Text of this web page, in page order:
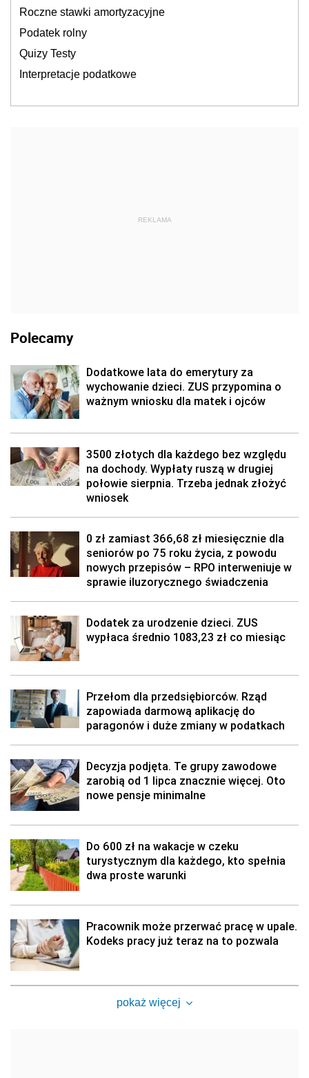
Roczne stawki amortyzacyjne
Podatek rolny
Quizy Testy
Interpretacje podatkowe
REKLAMA
Polecamy
Dodatkowe lata do emerytury za
wychowanie dzieci. ZUS przypomina o
ważnym wniosku dla matek i ojców
3500 złotych dla każdego bez względu
na dochody. Wypłaty ruszą w drugiej
połowie sierpnia. Trzeba jednak złożyć
wniosek
0 zł zamiast 366,68 zł miesięcznie dla
seniorów po 75 roku życia, z powodu
nowych przepisów – RPO interweniuje w
sprawie iluzorycznego świadczenia
Dodatek za urodzenie dzieci. ZUS
wypłaca średnio 1083,23 zł co miesiąc
Przełom dla przedsiębiorców. Rząd
zapowiada darmową aplikację do
paragonów i duże zmiany w podatkach
Decyzja podjęta. Te grupy zawodowe
zarobią od 1 lipca znacznie więcej. Oto
nowe pensje minimalne
Do 600 zł na wakacje w czeku
turystycznym dla każdego, kto spełnia
dwa proste warunki
Pracownik może przerwać pracę w upale.
Kodeks pracy już teraz na to pozwala
pokaż więcej